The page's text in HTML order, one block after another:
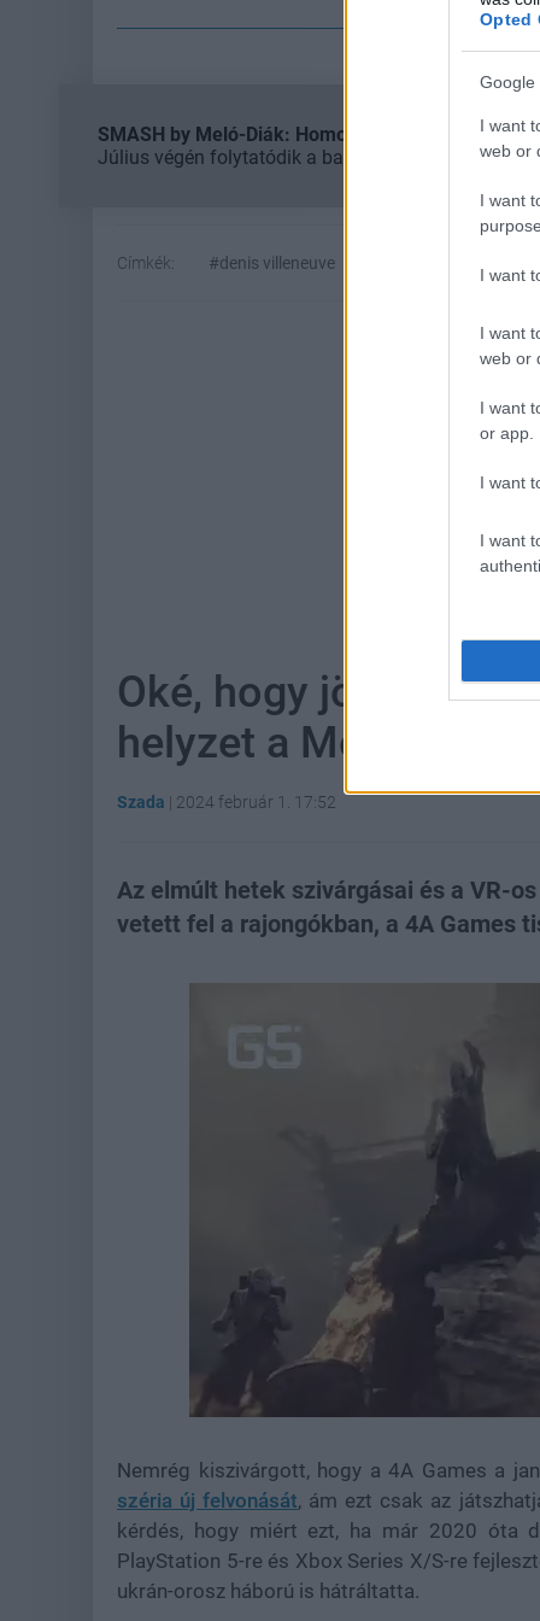
Opted
Google
I want
web or
I want
I want
I want
web or
I want
or app.
I want
I want
SMASH by Meló-Diák: Homok, zene és a nyár
Július végén folytatódik a balatoni strandröplabda-
Címkék: #denis villeneuve
Oké, hogy jön a
helyzet a Metro 4-gyel?
Szada | 2024 február 1. 17:52
Az elmúlt hetek szivárgásai és a VR-
vetett fel a rajongókban, a 4A Games
22.17%
Nemrég kiszivárgott, hogy a 4A Games a
széria új felvonását, ám ezt csak az
kérdés, hogy miért ezt, ha már 2020 óta
PlayStation 5-re és Xbox Series X/S-re
ukrán-orosz háború is hátráltatta.